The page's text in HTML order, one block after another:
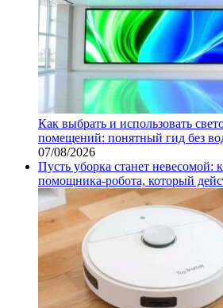
Как выбрать и использовать
помещений: понятный гид без
07/08/2026
Пусть уборка станет невесомой:
помощника‑робота, который